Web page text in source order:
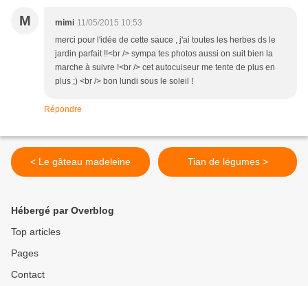
M mimi 11/05/2015 10:53
merci pour l'idée de cette sauce , j'ai toutes les herbes ds le
jardin parfait !!<br /> sympa tes photos aussi on suit bien la
marche à suivre !<br /> cet autocuiseur me tente de plus en
plus ;) <br /> bon lundi sous le soleil !
Répondre
< Le gâteau madeleine Tian de légumes >
Hébergé par Overblog
Top articles
Pages
Contact